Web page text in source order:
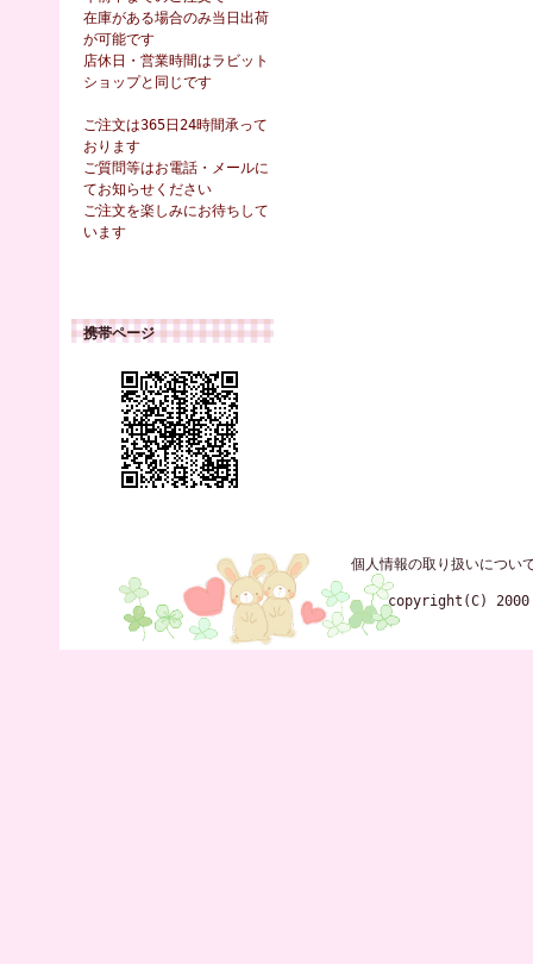
在庫がある場合のみ当日出荷
が可能です
店休日・営業時間はラビット
ショップと同じです
ご注文は365日24時間承って
おります
ご質問等はお電話・メールに
てお知らせください
ご注文を楽しみにお待ちして
います
携帯ページ
個人情報の取り扱いについ
copyright(C) 2000